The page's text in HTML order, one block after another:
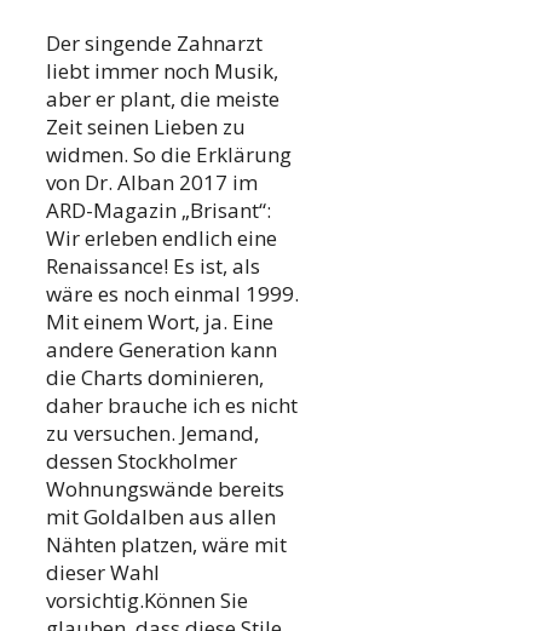
Der singende Zahnarzt
liebt immer noch Musik,
aber er plant, die meiste
Zeit seinen Lieben zu
widmen. So die Erklärung
von Dr. Alban 2017 im
ARD-Magazin „Brisant“:
Wir erleben endlich eine
Renaissance! Es ist, als
wäre es noch einmal 1999.
Mit einem Wort, ja. Eine
andere Generation kann
die Charts dominieren,
daher brauche ich es nicht
zu versuchen. Jemand,
dessen Stockholmer
Wohnungswände bereits
mit Goldalben aus allen
Nähten platzen, wäre mit
dieser Wahl
vorsichtig.Können Sie